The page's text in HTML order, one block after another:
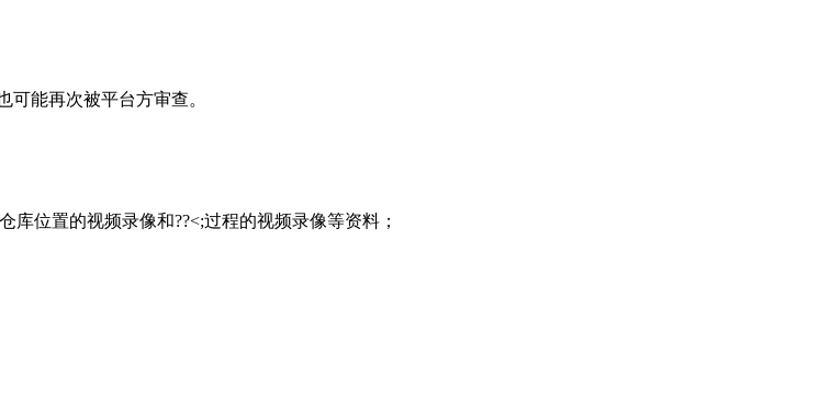
能再次被平台方审查。
位置的视频录像和??<;过程的视频录像等资料；